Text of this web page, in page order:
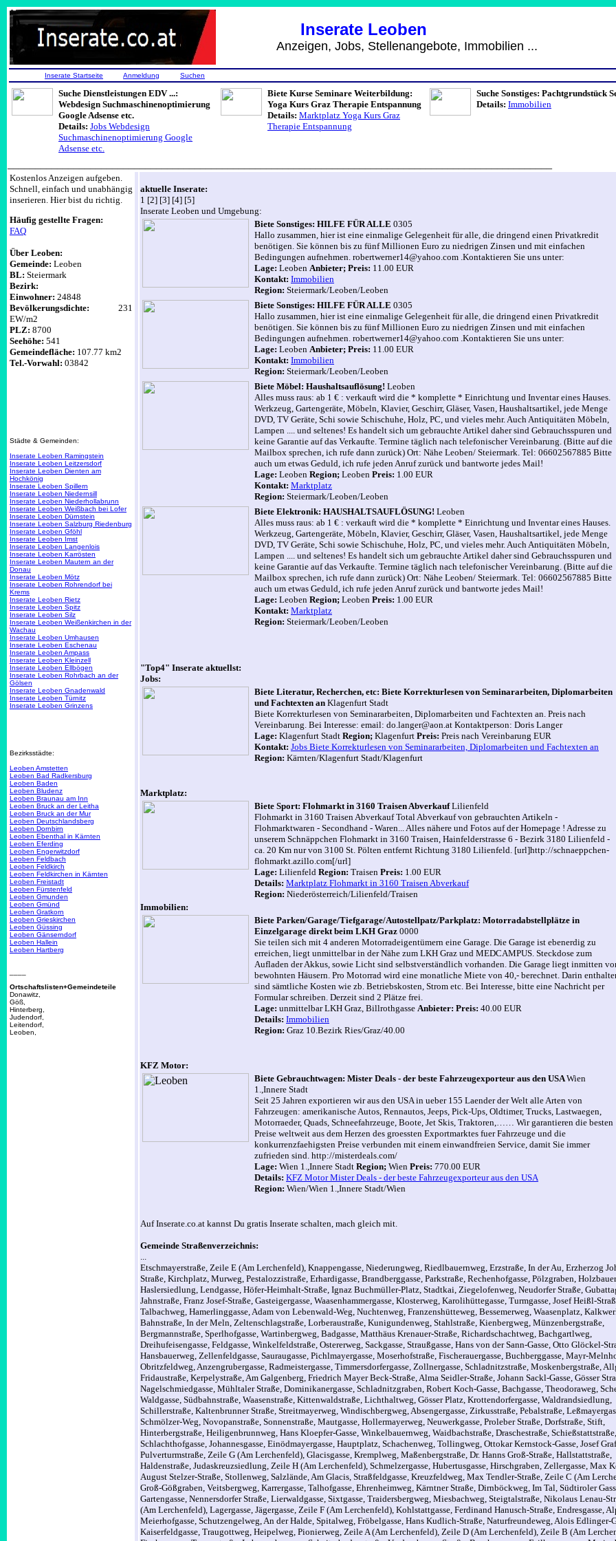
Inserate Leoben
Anzeigen, Jobs, Stellenangebote, Immobilien ...
Inserate Startseite Anmeldung Suchen
Suche Dienstleistungen EDV ...:
Webdesign Suchmaschinenoptimierung
Google Adsense etc.
Details: Jobs Webdesign
Suchmaschinenoptimierung Google
Adsense etc.
Biete Kurse Seminare Weiterbildung:
Yoga Kurs Graz Therapie Entspannung
Details: Marktplatz Yoga Kurs Graz
Therapie Entspannung
Suche Sonstiges: Pachtgrundstück
Details: Immobilien
Kostenlos Anzeigen aufgeben.
Schnell, einfach und unabhängig
inserieren. Hier bist du richtig.
Häufig gestellte Fragen:
FAQ
Über Leoben:
Gemeinde: Leoben
BL: Steiermark
Bezirk:
Einwohner: 24848
Bevölkerungsdichte: 231
EW/m2
PLZ: 8700
Seehöhe: 541
Gemeindefläche: 107.77 km2
Tel.-Vorwahl: 03842
Städte & Gemeinden:
Inserate Leoben Ramingstein
Inserate Leoben Leitzersdorf
Inserate Leoben Dienten am
Hochkönig
Inserate Leoben Spillern
Inserate Leoben Niedernsill
Inserate Leoben Niederhollabrunn
Inserate Leoben Weißbach bei Lofer
Inserate Leoben Dürnstein
Inserate Leoben Salzburg Riedenburg
Inserate Leoben Gföhl
Inserate Leoben Imst
Inserate Leoben Langenlois
Inserate Leoben Karrösten
Inserate Leoben Mautern an der
Donau
Inserate Leoben Mötz
Inserate Leoben Rohrendorf bei
Krems
Inserate Leoben Rietz
Inserate Leoben Spitz
Inserate Leoben Silz
Inserate Leoben Weißenkirchen in der
Wachau
Inserate Leoben Umhausen
Inserate Leoben Eschenau
Inserate Leoben Ampass
Inserate Leoben Kleinzell
Inserate Leoben Ellbögen
Inserate Leoben Rohrbach an der
Gölsen
Inserate Leoben Gnadenwald
Inserate Leoben Türnitz
Inserate Leoben Grinzens
Bezirksstädte:
Leoben Amstetten
Leoben Bad Radkersburg
Leoben Baden
Leoben Bludenz
Leoben Braunau am Inn
Leoben Bruck an der Leitha
Leoben Bruck an der Mur
Leoben Deutschlandsberg
Leoben Dornbirn
Leoben Ebenthal in Kärnten
Leoben Eferding
Leoben Engerwitzdorf
Leoben Feldbach
Leoben Feldkirch
Leoben Feldkirchen in Kärnten
Leoben Freistadt
Leoben Fürstenfeld
Leoben Gmunden
Leoben Gmünd
Leoben Gratkorn
Leoben Grieskirchen
Leoben Güssing
Leoben Gänserndorf
Leoben Hallein
Leoben Hartberg
Ortschaftslisten+Gemeindeteile
Donawitz,
Göß,
Hinterberg,
Judendorf,
Leitendorf,
Leoben,
aktuelle Inserate:
1 [2] [3] [4] [5]
Inserate Leoben und Umgebung:
Biete Sonstiges: HILFE FÜR ALLE 0305
Hallo zusammen, hier ist eine einmalige Gelegenheit für alle, die dringend einen Privatkredit
benötigen. Sie können bis zu fünf Millionen Euro zu niedrigen Zinsen und mit einfachen
Bedingungen aufnehmen. robertwerner14@yahoo.com .Kontaktieren Sie uns unter:
Lage: Leoben Anbieter; Preis: 11.00 EUR
Kontakt: Immobilien
Region: Steiermark/Leoben/Leoben
Biete Sonstiges: HILFE FÜR ALLE 0305
Hallo zusammen, hier ist eine einmalige Gelegenheit für alle, die dringend einen Privatkredit
benötigen. Sie können bis zu fünf Millionen Euro zu niedrigen Zinsen und mit einfachen
Bedingungen aufnehmen. robertwerner14@yahoo.com .Kontaktieren Sie uns unter:
Lage: Leoben Anbieter; Preis: 11.00 EUR
Kontakt: Immobilien
Region: Steiermark/Leoben/Leoben
Biete Möbel: Haushaltsauflösung! Leoben
Alles muss raus: ab 1 € : verkauft wird die * komplette * Einrichtung und Inventar eines Hauses.
Werkzeug, Gartengeräte, Möbeln, Klavier, Geschirr, Gläser, Vasen, Haushaltsartikel, jede Menge
DVD, TV Geräte, Schi sowie Schischuhe, Holz, PC, und vieles mehr. Auch Antiquitäten Möbeln,
Lampen .... und seltenes! Es handelt sich um gebrauchte Artikel daher sind Gebrauchsspuren und
keine Garantie auf das Verkaufte. Termine täglich nach telefonischer Vereinbarung. (Bitte auf die
Mailbox sprechen, ich rufe dann zurück) Ort: Nähe Leoben/ Steiermark. Tel: 06602567885 Bitte
auch um etwas Geduld, ich rufe jeden Anruf zurück und bantworte jedes Mail!
Lage: Leoben Region; Leoben Preis: 1.00 EUR
Kontakt: Marktplatz
Region: Steiermark/Leoben/Leoben
Biete Elektronik: HAUSHALTSAUFLÖSUNG! Leoben
Alles muss raus: ab 1 € : verkauft wird die * komplette * Einrichtung und Inventar eines Hauses.
Werkzeug, Gartengeräte, Möbeln, Klavier, Geschirr, Gläser, Vasen, Haushaltsartikel, jede Menge
DVD, TV Geräte, Schi sowie Schischuhe, Holz, PC, und vieles mehr. Auch Antiquitäten Möbeln,
Lampen .... und seltenes! Es handelt sich um gebrauchte Artikel daher sind Gebrauchsspuren und
keine Garantie auf das Verkaufte. Termine täglich nach telefonischer Vereinbarung. (Bitte auf die
Mailbox sprechen, ich rufe dann zurück) Ort: Nähe Leoben/ Steiermark. Tel: 06602567885 Bitte
auch um etwas Geduld, ich rufe jeden Anruf zurück und bantworte jedes Mail!
Lage: Leoben Region; Leoben Preis: 1.00 EUR
Kontakt: Marktplatz
Region: Steiermark/Leoben/Leoben
"Top4" Inserate aktuellst:
Jobs:
Biete Literatur, Recherchen, etc: Biete Korrekturlesen von Seminararbeiten, Diplomarbeiten
und Fachtexten an Klagenfurt Stadt
Biete Korrekturlesen von Seminararbeiten, Diplomarbeiten und Fachtexten an. Preis nach
Vereinbarung. Bei Interesse: email: do.langer@aon.at Kontaktperson: Doris Langer
Lage: Klagenfurt Stadt Region; Klagenfurt Preis: Preis nach Vereinbarung EUR
Kontakt: Jobs Biete Korrekturlesen von Seminararbeiten, Diplomarbeiten und Fachtexten an
Region: Kärnten/Klagenfurt Stadt/Klagenfurt
Marktplatz:
Biete Sport: Flohmarkt in 3160 Traisen AbverkaufLilienfeld
Flohmarkt in 3160 Traisen Abverkauf Total Abverkauf von gebrauchten Artikeln -
Flohmarktwaren - Secondhand - Waren... Alles nähere und Fotos auf der Homepage ! Adresse zu
unserem Schnäppchen Flohmarkt in 3160 Traisen, Hainfelderstrasse 6 - Bezirk 3180 Lilienfeld -
ca. 20 Km nur von 3100 St. Pölten entfernt Richtung 3180 Lilienfeld. [url]http://schnaeppchen-
flohmarkt.azillo.com[/url]
Lage: Lilienfeld Region: Traisen Preis: 1.00 EUR
Details: Marktplatz Flohmarkt in 3160 Traisen Abverkauf
Region: Niederösterreich/Lilienfeld/Traisen
Immobilien:
Biete Parken/Garage/Tiefgarage/Autostellpatz/Parkplatz: Motorradabstellplätze in
Einzelgarage direkt beim LKH Graz 0000
Sie teilen sich mit 4 anderen Motorradeigentümern eine Garage. Die Garage ist ebenerdig zu
erreichen, liegt unmittelbar in der Nähe zum LKH Graz und MEDCAMPUS. Steckdose zum
Aufladen der Akkus, sowie Licht sind selbstverständlich vorhanden. Die Garage liegt inmitten
bewohnten Häusern. Pro Motorrad wird eine monatliche Miete von 40,- berechnet. Darin
sind sämtliche Kosten wie zb. Betriebskosten, Strom etc. Bei Interesse, bitte eine Nachricht per
Formular schreiben. Derzeit sind 2 Plätze frei.
Lage: unmittelbar LKH Graz, Billrothgasse Anbieter: Preis: 40.00 EUR
Details: Immobilien
Region: Graz 10.Bezirk Ries/Graz/40.00
KFZ Motor:
Biete Gebrauchtwagen: Mister Deals - der beste Fahrzeugexporteur aus den USAWien
1.,Innere Stadt
Seit 25 Jahren exportieren wir aus den USA in ueber 155 Laender der Welt alle Arten von
Fahrzeugen: amerikanische Autos, Rennautos, Jeeps, Pick-Ups, Oldtimer, Trucks, Lastwaegen,
Motorraeder, Quads, Schneefahrzeuge, Boote, Jet Skis, Traktoren,…… Wir garantieren die besten
Preise weltweit aus dem Herzen des groessten Exportmarktes fuer Fahrzeuge und die
konkurrenzfaehigsten Preise verbunden mit einem einwandfreien Service, damit Sie immer
zufrieden sind. http://misterdeals.com/
Lage: Wien 1.,Innere Stadt Region; Wien Preis: 770.00 EUR
Details: KFZ Motor Mister Deals - der beste Fahrzeugexporteur aus den USA
Region: Wien/Wien 1.,Innere Stadt/Wien
Auf Inserate.co.at kannst Du gratis Inserate schalten, mach gleich mit.
Gemeinde Straßenverzeichnis:
...
Etschmayerstraße, Zeile E (Am Lerchenfeld), Knappengasse, Niederungweg, Riedlbauernweg, Erzstraße, In der Au, Erzherzog
Straße, Kirchplatz, Murweg, Pestalozzistraße, Erhardigasse, Brandberggasse, Parkstraße, Rechenhofgasse, Pölzgraben,
Haslersiedlung, Lendgasse, Höfer-Heimhalt-Straße, Ignaz Buchmüller-Platz, Stadtkai, Ziegelofenweg, Neudorfer Straße,
Jahnstraße, Franz Josef-Straße, Gasteigergasse, Waasenhammergasse, Klosterweg, Karolihüttegasse, Turmgasse, Josef Heißl-
Talbachweg, Hamerlinggasse,Adam von Lebenwald-Weg, Nuchtenweg, Franzenshütteweg, Bessemerweg, Waasenplatz,
Bahnstraße, In der Meln, Zeltenschlagstraße, Lorberaustraße, Kunigundenweg, Stahlstraße, Kienbergweg, Münzenbergstraße,
Bergmannstraße, Sperlhofgasse, Wartinbergweg, Badgasse, Matthäus Krenauer-Straße, Richardschachtweg, Bachgartlweg,
Dreihufeisengasse, Feldgasse, Winkelfeldstraße, Ostererweg, Sackgasse, Straußgasse, Hans von der Sann-Gasse, Otto Glöckel-
Hansbauerweg, Zellenfeldgasse, Sauraugasse, Pichlmayergasse, Moserhofstraße, Fischerauergasse, Buchberggasse, Mayr-
Obritzfeldweg,Anzengrubergasse, Radmeistergasse, Timmersdorfergasse, Zollnergasse, Schladnitzstraße, Moskenbergstraße,
Fridaustraße, Kerpelystraße,Am Galgenberg, Friedrich Mayer Beck-Straße,Alma Seidler-Straße, Johann Sackl-Gasse, Gösser
Nagelschmiedgasse, Mühltaler Straße, Dominikanergasse, Schladnitzgraben, Robert Koch-Gasse, Bachgasse, Theodoraweg,
Waldgasse, Südbahnstraße, Waasenstraße, Kittenwaldstraße, Lichthaltweg, Gösser Platz, Krottendorfergasse, Waldrandsiedlung,
Schillerstraße, Kaltenbrunner Straße, Streitmayerweg, Windischbergweg,Absengergasse, Zirkusstraße, Pebalstraße,
Schmölzer-Weg, Novopanstraße, Sonnenstraße, Mautgasse, Hollermayerweg, Neuwerkgasse, Proleber Straße, Dorfstraße, Stift,
Hinterbergstraße, Heiligenbrunnweg, Hans Kloepfer-Gasse, Winkelbauernweg, Waidbachstraße, Draschestraße, Schießstattstraße,
Schlachthofgasse, Johannesgasse, Einödmayergasse, Hauptplatz, Schachenweg, Tollingweg, Ottokar Kernstock-Gasse, Josef
Pulverturmstraße, Zeile G (Am Lerchenfeld), Glacisgasse, Kremplweg, Maßenbergstraße, Dr. Hanns Groß-Straße, Hallstattstraße,
Haldenstraße, Judaskreuzsiedlung, Zeile H (Am Lerchenfeld), Schmelzergasse, Hubertusgasse, Hirschgraben, Zellergasse, Max
August Stelzer-Straße, Stollenweg, Salzlände,Am Glacis, Straßfeldgasse, Kreuzfeldweg, Max Tendler-Straße, Zeile C (Am
Groß-Gößgraben, Veitsbergweg, Karrergasse, Talhofgasse, Ehrenheimweg, Kärntner Straße, Dirnböckweg, Im Tal, Südtiroler
Gartengasse, Nennersdorfer Straße, Lierwaldgasse, Sixtgasse, Traidersbergweg, Miesbachweg, Steigtalstraße, Nikolaus Lenau-
(Am Lerchenfeld), Lagergasse, Jägergasse, Zeile F (Am Lerchenfeld), Kohlstattgasse, Ferdinand Hanusch-Straße, Endresgasse,
Meierhofgasse, Schutzengelweg,An der Halde, Spitalweg, Fröbelgasse, Hans Kudlich-Straße, Naturfreundeweg,Alois Edlinger-
Kaiserfeldgasse, Traugottweg, Heipelweg, Pionierweg, Zeile A (Am Lerchenfeld), Zeile D (Am Lerchenfeld), Zeile B (Am